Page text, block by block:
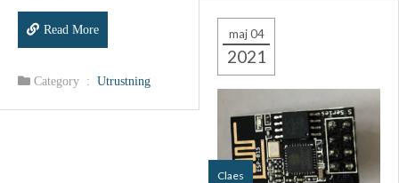
Read More
Category : Utrustning
maj 04
2021
Claes